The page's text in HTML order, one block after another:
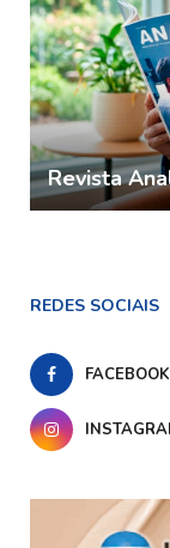
Revista
REDES SOCIAIS
FACEBOOK